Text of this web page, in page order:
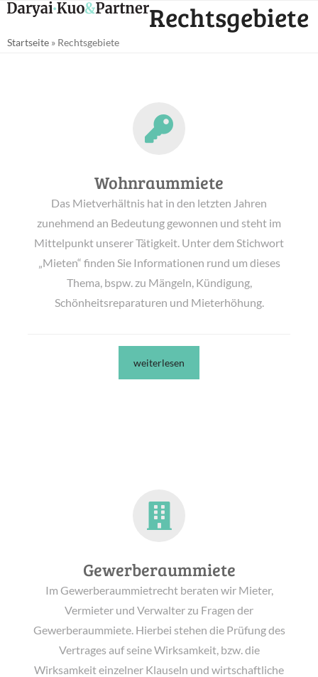
Skip
content
Open
menu
Close
menu
Rechtsgebiete
Startseite » Rechtsgebiete
Wohnraummiete
Das Mietverhältnis hat in den letzten Jahren
zunehmend an Bedeutung gewonnen und steht im
Mittelpunkt unserer Tätigkeit. Unter dem Stichwort
„Mieten“ finden Sie Informationen rund um dieses
Thema, bspw. zu Mängeln, Kündigung,
Schönheitsreparaturen und Mieterhöhung.
weiterlesen
Gewerberaummiete
Im Gewerberaummietrecht beraten wir Mieter,
Vermieter und Verwalter zu Fragen der
Gewerberaummiete. Hierbei stehen die Prüfung des
Vertrages auf seine Wirksamkeit, bzw. die
Wirksamkeit einzelner Klauseln und wirtschaftliche